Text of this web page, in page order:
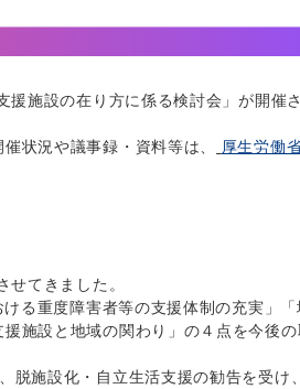
施設の在り方に係る検討会」が開催
状況や議事録・資料等は、
厚生労働
てきました。
る重度障害者等の支援体制の充実」「
施設と地域の関わり」の４点を今後
施設化・自立生活支援の勧告を受け